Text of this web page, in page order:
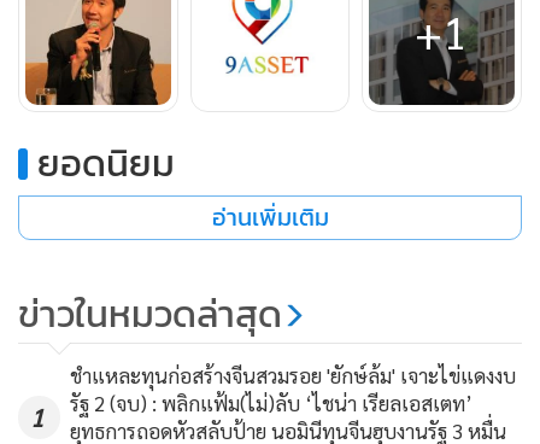
Service:จัดเต็มในด้านการให้บริการ ซื้อ ขาย เช่า
อสังหาริมทรัพย์ บริหารจัดการดูแลทรัพย์สิน และผู้เช่า รวมถึง
+1
ยอดนิยม
อ่านเพิ่มเติม
ข่าวในหมวดล่าสุด
1
ชำแหละทุนก่อสร้างจีนสวมรอย 'ยักษ์ล้ม' เจาะไข่แดงงบ
รัฐ 2 (จบ) : พลิกแฟ้ม(ไม่)ลับ ‘ไชน่า เรียลเอสเตท’
ยุทธการถอดหัวสลับป้าย นอมินีทุนจีนฮุบงานรัฐ 3 หมื่น